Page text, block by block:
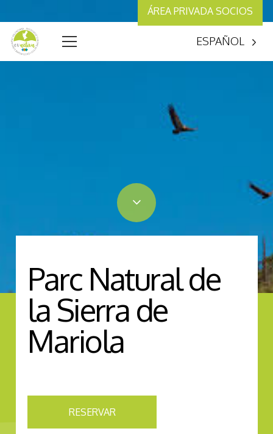
ÁREA PRIVADA SOCIOS
ESPAÑOL
Parc Natural de
la Sierra de
Mariola
RESERVAR